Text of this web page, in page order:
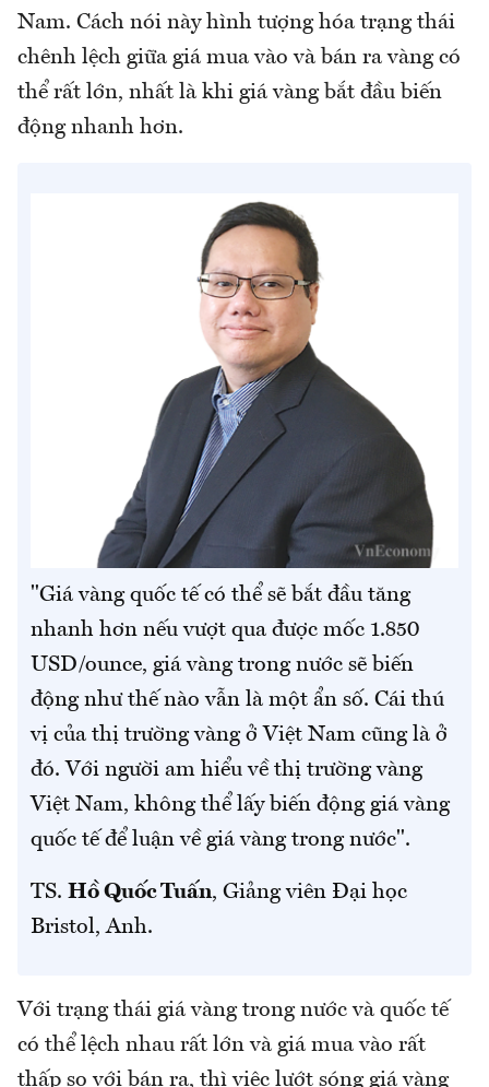
Nam. Cách nói này hình tượng hóa trạng thái
chênh lệch giữa giá mua vào và bán ra vàng có
thể rất lớn, nhất là khi giá vàng bắt đầu biến
động nhanh hơn.
"Giá vàng quốc tế có thể sẽ bắt đầu tăng
nhanh hơn nếu vượt qua được mốc 1.850
USD/ounce, giá vàng trong nước sẽ biến
động như thế nào vẫn là một ẩn số. Cái thú
vị của thị trường vàng ở Việt Nam cũng là ở
đó. Với người am hiểu về thị trường vàng
Việt Nam, không thể lấy biến động giá vàng
quốc tế để luận về giá vàng trong nước".
TS. Hồ Quốc Tuấn, Giảng viên Đại học
Bristol, Anh.
Với trạng thái giá vàng trong nước và quốc tế
có thể lệch nhau rất lớn và giá mua vào rất
thấp so với bán ra, thì việc lướt sóng giá vàng